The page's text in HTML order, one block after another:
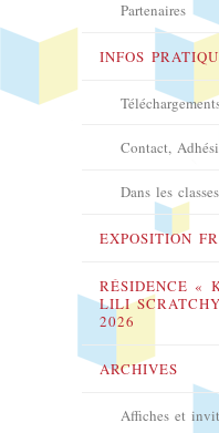
Partenaires
INFOS
Contact,
Dans les
EXPOSITION
RÉSIDENCE «
LILI
2026
ARCHIVES
Affiches et